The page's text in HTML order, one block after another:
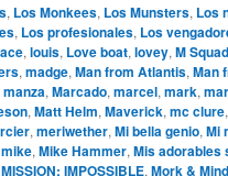
, Los Monkees, Los Munsters, Los
, Los profesionales, Los
,louis, Love boat,lovey,M Squad
,madge,Man from Atlantis,Man
manza,Marcado,marcel,mark,
,Matt Helm,Maverick,mc clure
,meriwether,Mi bella genio,Mi
mike,Mike Hammer,Mis adorables
MISSION: IMPOSSIBLE,Mork &